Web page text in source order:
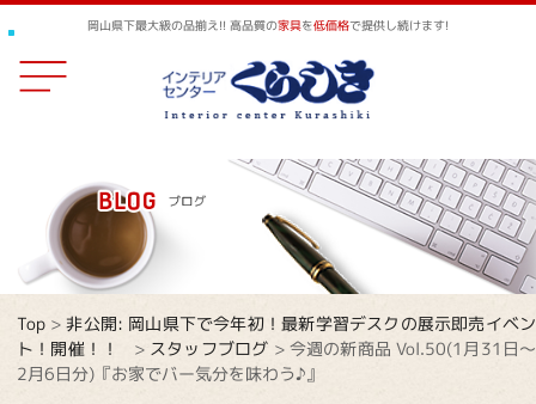
岡山県下最大級の品揃え!! 高品質の家具を低価格で提供し続けます!
Top >非公開: 岡山県下で今年初！最新学習デスクの展示即売イベン
ト！開催！！
> スタッフブログ > 今週の新商品 Vol.50(1月31日～
2月6日分)『お家でバー気分を味わう♪』